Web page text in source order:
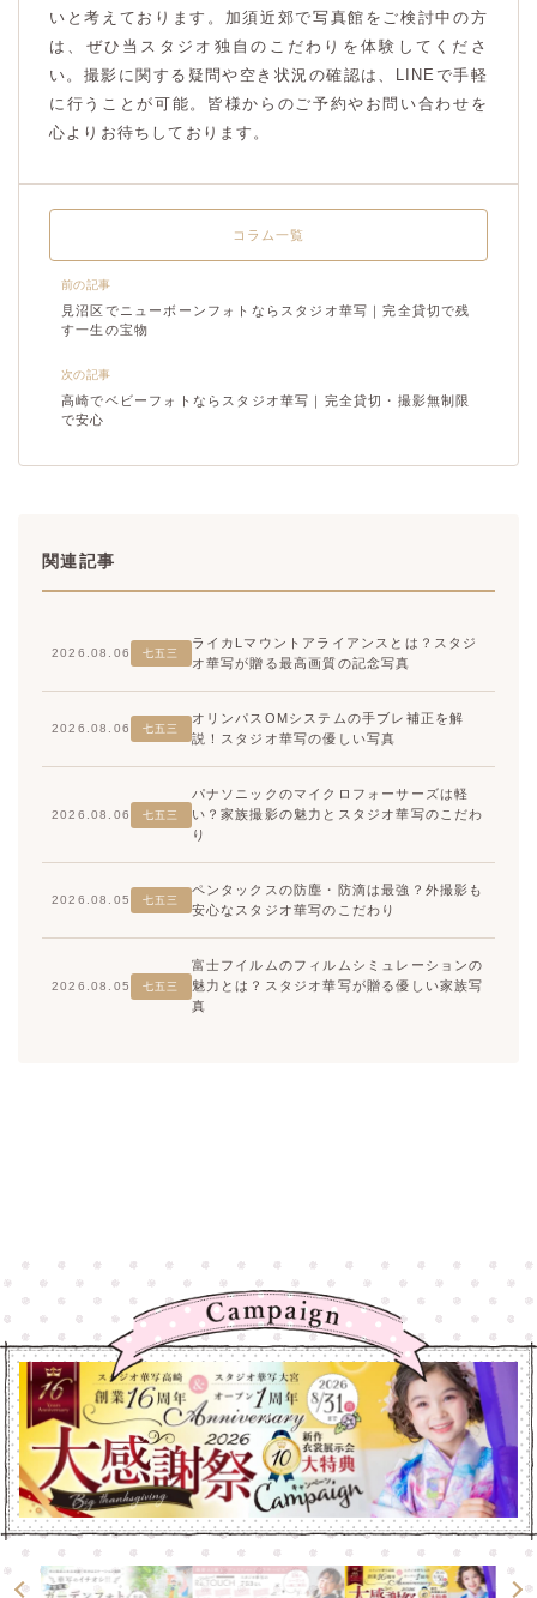
いと考えております。加須近郊で写真館をご検討中の方
は、ぜひ当スタジオ独自のこだわりを体験してくださ
い。撮影に関する疑問や空き状況の確認は、LINEで手軽
に行うことが可能。皆様からのご予約やお問い合わせを
心よりお待ちしております。
前の記事
見沼区でニューボーンフォトならスタジオ華写｜完全貸切で残
す一生の宝物
コラム一覧
次の記事
高崎でベビーフォトならスタジオ華写｜完全貸切・撮影無制限
で安心
関連記事
2026.08.06 七五三
ライカLマウントアライアンスとは？スタジ
オ華写が贈る最高画質の記念写真
2026.08.06 七五三
オリンパスOMシステムの手ブレ補正を解
説！スタジオ華写の優しい写真
2026.08.06 七五三
パナソニックのマイクロフォーサーズは軽
い？家族撮影の魅力とスタジオ華写のこだわ
り
2026.08.05 七五三
ペンタックスの防塵・防滴は最強？外撮影も
安心なスタジオ華写のこだわり
2026.08.05 七五三
富士フイルムのフィルムシミュレーションの
魅力とは？スタジオ華写が贈る優しい家族写
真